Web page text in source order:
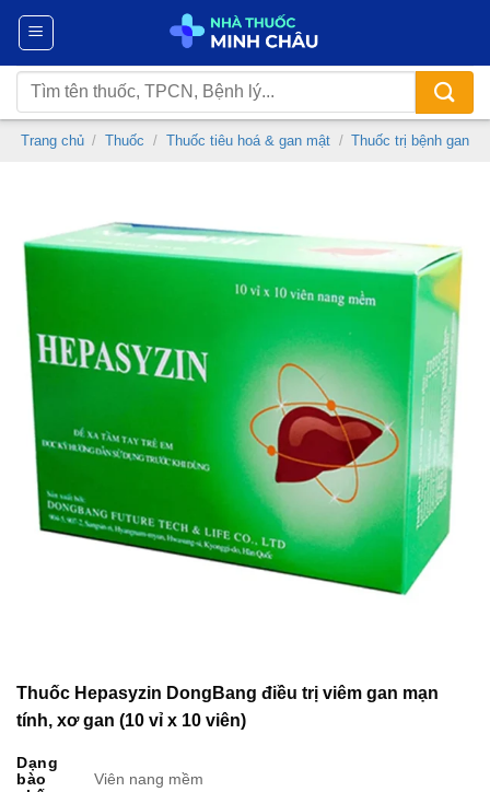
Chuyển
nội
dung
Tìm
kiếm:
Trang chủ / Thuốc / Thuốc tiêu hoá & gan mật / Thuốc trị bệnh gan
Thuốc Hepasyzin DongBang điều trị viêm gan mạn
tính, xơ gan (10 vỉ x 10 viên)
Dạng
bào
Viên nang mềm